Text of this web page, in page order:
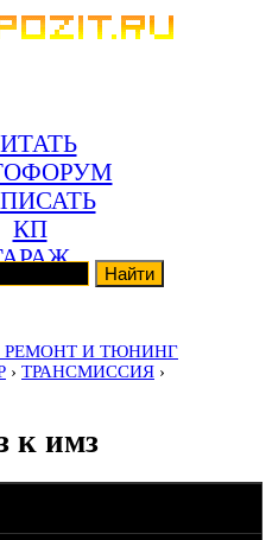
КП
: РЕМОНТ И ТЮНИНГ
› ТРАНСМИССИЯ ›
к имз